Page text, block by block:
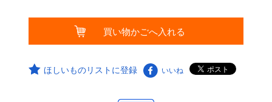
ほしいものリストに登録 いいね